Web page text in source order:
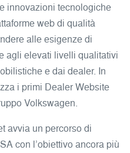
innovazioni tecnologiche
web di qualità
alle esigenze di
agli elevati livelli qualitativi
e dai dealer. In
i primi Dealer Website
Volkswagen.
avvia un percorso di
con l’obiettivo ancora più